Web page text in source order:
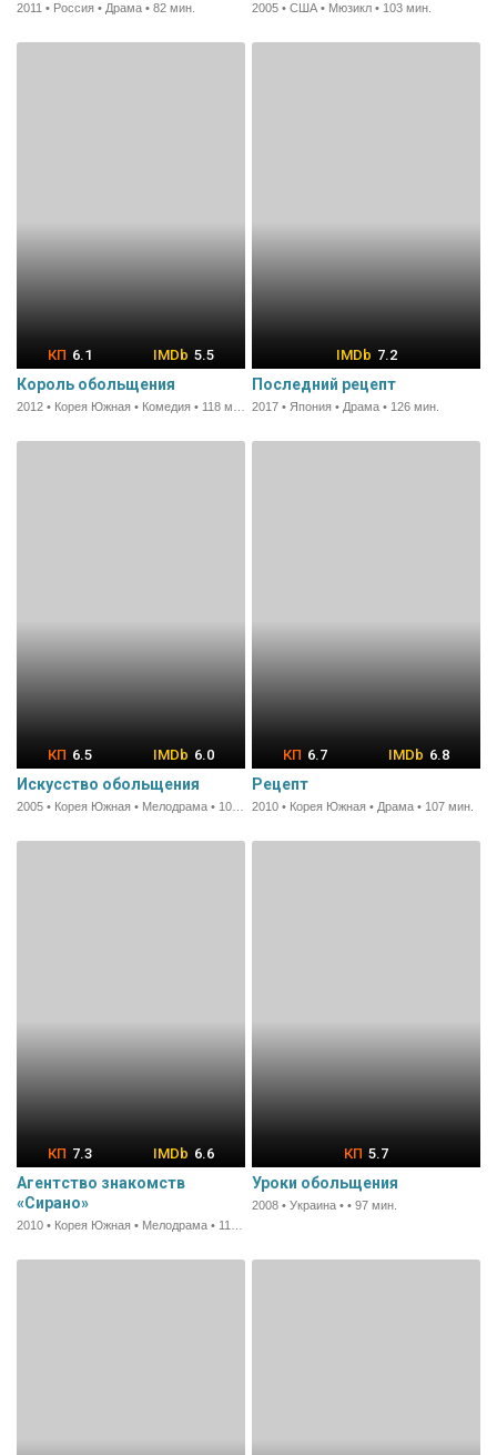
2011 • Россия • Драма • 82 мин. 2005 • США • Мюзикл • 103 мин.
6.1 5.5
Король обольщения
7.2
Последний рецепт
2017 • Япония • Драма • 126 мин.
6.5 6.0
Искусство обольщения
6.7 6.8
Рецепт
2010 • Корея Южная • Драма • 107 мин.
7.3 6.6
Агентство знакомств
«Сирано»
5.7
Уроки обольщения
2008 • Украина • • 97 мин.